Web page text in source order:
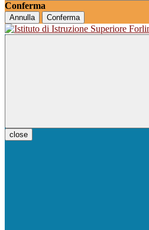
Conferma
Annulla Conferma
close